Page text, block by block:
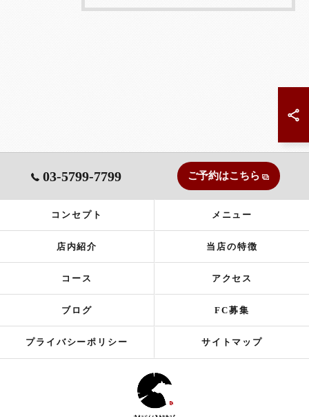
03-5799-7799 ご予約はこちら
コンセプト メニュー
店内紹介 当店の特徴
コース アクセス
ブログ FC募集
プライバシーポリシー サイトマップ